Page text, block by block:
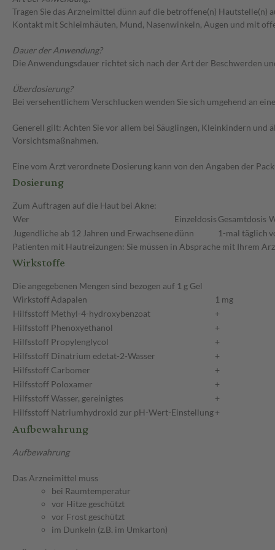
Tragen Sie das Arzneimittel dünn auf die betroffene(n) Hautstelle(n)
Kontakt mit Schleimhäuten, Mund, Nasenwinkeln, Augen und mit
Dauer der Anwendung?
Die Anwendungsdauer richtet sich nach der Art der Beschwerden
Überdosierung?
Bei versehentlichem Verschlucken wenden Sie sich umgehend an
Generell gilt: Achten Sie vor allem bei Säuglingen, Kleinkindern
Vorsichtsmaßnahmen.
Eine vom Arzt verordnete Dosierung kann von den Angaben der
Dosierung
Zum Auftragen auf die Haut bei Akne:
Wer
Einzeldosis Gesamtdosis
Jugendliche ab 12 Jahren und Erwachsenedünn 1-mal täglich
Patienten mit Hautreizungen: Sie müssen in Absprache mit Ihrem
Wirkstoffe
Die angegebenen Mengen sind bezogen auf 1 g Gel
WirkstoffAdapalen
1 mg
Hilfsstoff Methyl-4-hydroxybenzoat
+
Hilfsstoff Phenoxyethanol
+
Hilfsstoff Propylenglycol
+
Hilfsstoff Dinatrium edetat-2-Wasser
+
Hilfsstoff Carbomer
+
Hilfsstoff Poloxamer
+
HilfsstoffWasser, gereinigtes
+
Hilfsstoff Natriumhydroxid zur pH-Wert-Einstellung+
Aufbewahrung
Aufbewahrung
Das Arzneimittel muss
bei Raumtemperatur
vor Hitze geschützt
vor Frost geschützt
im Dunkeln (z.B. im Umkarton)